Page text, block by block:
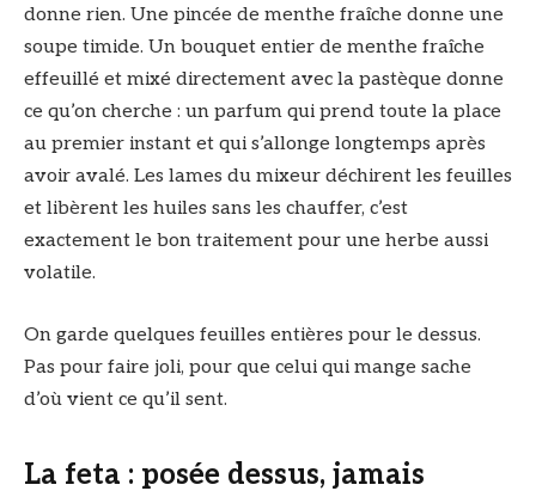
donne rien. Une pincée de menthe fraîche donne une
soupe timide. Un bouquet entier de menthe fraîche
effeuillé et mixé directement avec la pastèque donne
ce qu’on cherche : un parfum qui prend toute la place
au premier instant et qui s’allonge longtemps après
avoir avalé. Les lames du mixeur déchirent les feuilles
et libèrent les huiles sans les chauffer, c’est
exactement le bon traitement pour une herbe aussi
volatile.
On garde quelques feuilles entières pour le dessus.
Pas pour faire joli, pour que celui qui mange sache
d’où vient ce qu’il sent.
La feta : posée dessus, jamais